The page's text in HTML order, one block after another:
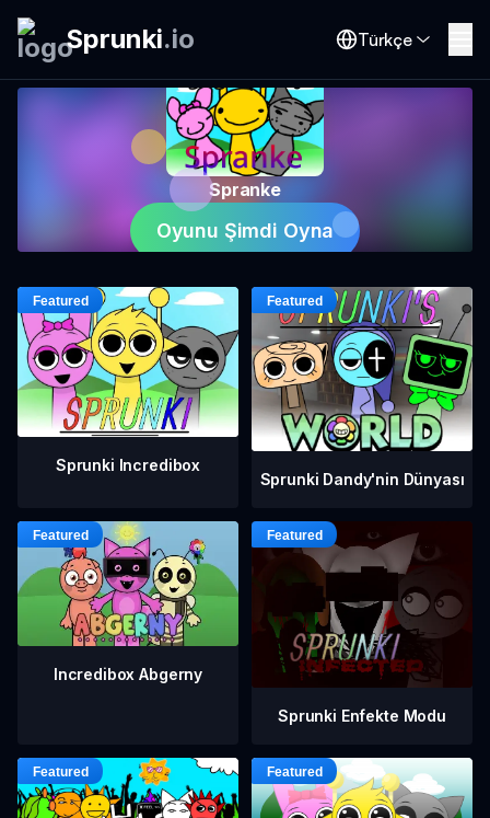
Sprunki.io Türkçe
Spranke
Oyunu Şimdi Oyna
Sprunki Incredibox
Sprunki Dandy'nin Dünyası
Incredibox Abgerny
Sprunki Enfekte Modu